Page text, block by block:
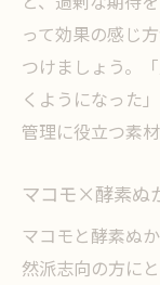
って効果の感じ
つけましょう。
くようになった
管理に役立つ素材
マコモ×酵素ぬ
マコモと酵素ぬ
然派志向の方に